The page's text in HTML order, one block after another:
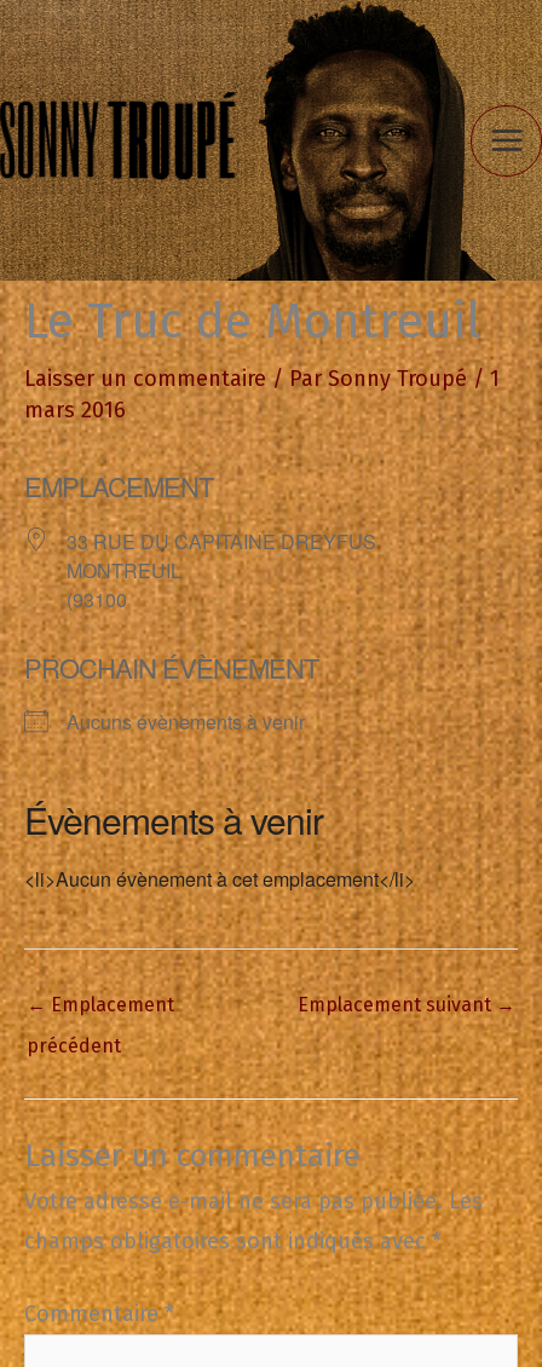
Aller
au
contenu
Le Truc de Montreuil
Laisser un commentaire / ParSonny Troupé/1
mars 2016
EMPLACEMENT
33 RUE DU CAPITAINE DREYFUS
MONTREUIL
(93100
PROCHAIN ÉVÈNEMENT
Aucuns évènements à venir
Évènements à venir
<li>Aucun évènement à cet emplacement</li>
←Emplacement
précédent
Emplacement suivant→
Laisser un commentaire
Votre adresse e-mail ne sera pas publiée. Les
champs obligatoires sont indiqués avec*
Commentaire*